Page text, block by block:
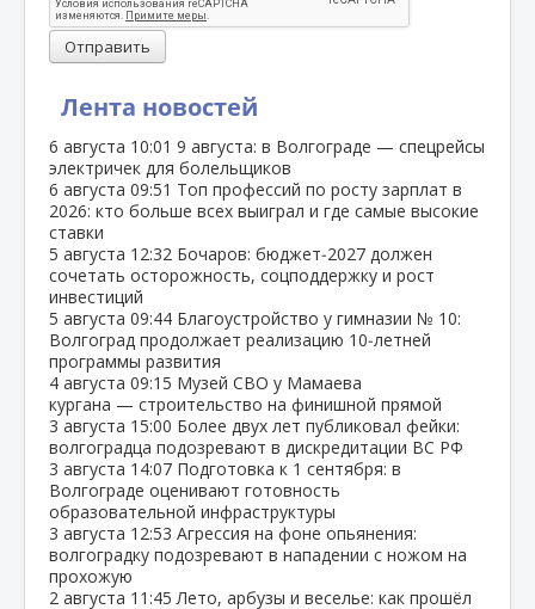
Лента новостей
6 августа 10:01 9 августа: в Волгограде — спецрейсы
электричек для болельщиков
6 августа 09:51 Топ профессий по росту зарплат в
2026: кто больше всех выиграл и где самые высокие
ставки
5 августа 12:32 Бочаров: бюджет‑2027 должен
сочетать осторожность, соцподдержку и рост
инвестиций
5 августа 09:44 Благоустройство у гимназии № 10:
Волгоград продолжает реализацию 10‑летней
программы развития
4 августа 09:15 Музей СВО у Мамаева
кургана — строительство на финишной прямой
3 августа 15:00 Более двух лет публиковал фейки:
волгоградца подозревают в дискредитации ВС РФ
3 августа 14:07 Подготовка к 1 сентября: в
Волгограде оценивают готовность
образовательной инфраструктуры
3 августа 12:53 Агрессия на фоне опьянения:
волгоградку подозревают в нападении с ножом на
прохожую
2 августа 11:45 Лето, арбузы и веселье: как прошёл
Отправить